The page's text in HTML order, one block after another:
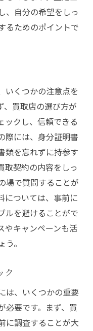
、自分の希望をしっ
るためのポイントで
いくつかの注意点を
、買取店の選び方が
ックし、信頼できる
際には、身分証明書
類を忘れずに持参す
取契約の内容をしっ
場で質問することが
については、事前に
ルを避けることがで
やキャンペーンも活
。
ク
は、いくつかの重要
必要です。まず、買
に調査することが大